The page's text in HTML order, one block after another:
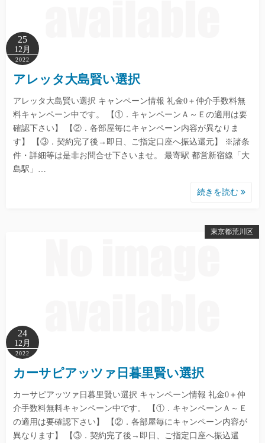
25
12月
2022
アレッタ大島賢い選択
アレッタ大島賢い選択 キャンペーン情報 礼金0＋仲介手数料無
料キャンペーン中です。 【①．キャンペーンＡ～Ｅの適用は要
確認下さい】 【②．各部屋毎にキャンペーン内容が異なりま
す】 【③．契約完了後→即日、ご指定口座へ振込還元】 ※諸条
件・詳細等は是非お問合せ下さいませ。 最寄駅 都営新宿線「大
島駅」…
続きを読む
東京都荒川区
24
12月
2022
カーサピアッツァ日暮里賢い選択
カーサピアッツァ日暮里賢い選択 キャンペーン情報 礼金0＋仲
介手数料無料キャンペーン中です。 【①．キャンペーンＡ～Ｅ
の適用は要確認下さい】 【②．各部屋毎にキャンペーン内容が
異なります】 【③．契約完了後→即日、ご指定口座へ振込還